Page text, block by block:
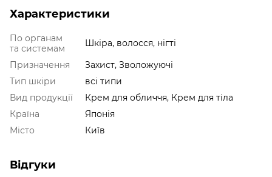
Характеристики
По органам
та системам
Шкіра, волосся, нігті
Призначення
Захист, Зволожуючі
Тип шкіри
всі типи
Вид продукції
Крем для обличчя, Крем для тіла
Країна
Японія
Місто
Київ
Відгуки